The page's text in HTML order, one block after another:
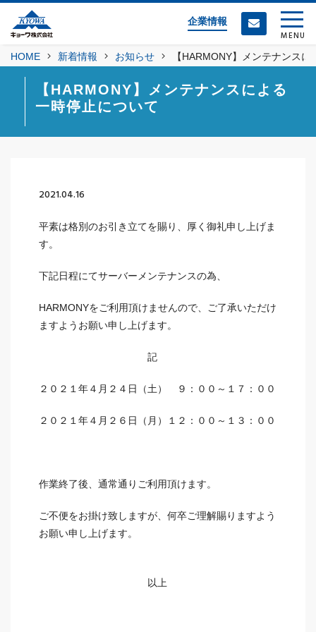
企業情報
MENU
HOME 新着情報 お知らせ 【HARMONY】メンテナンス
【HARMONY】メンテナンスによる
一時停止について
2021.04.16
平素は格別のお引き立てを賜り、厚く御礼申し上げま
す。
下記日程にてサーバーメンテナンスの為、
HARMONYをご利用頂けませんので、ご了承いただけ
ますようお願い申し上げます。
記
２０２１年４月２４日（土） ９：００～１７：００
２０２１年４月２６日（月）１２：００～１３：００
作業終了後、通常通りご利用頂けます。
ご不便をお掛け致しますが、何卒ご理解賜りますよう
お願い申し上げます。
以上